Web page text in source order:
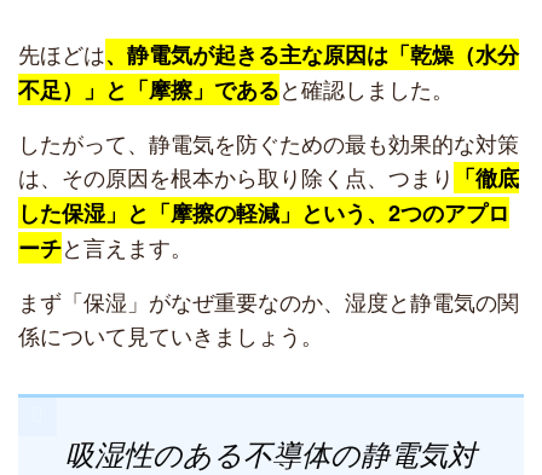
先ほどは、静電気が起きる主な原因は「乾燥（水分
不足）」と「摩擦」であると確認しました。
したがって、静電気を防ぐための最も効果的な対策
は、その原因を根本から取り除く点、つまり 「徹底
した保湿」と「摩擦の軽減」という、2つのアプロ
ーチと言えます。
まず「保湿」がなぜ重要なのか、湿度と静電気の関
係について見ていきましょう。
吸湿性のある不導体の静電気対